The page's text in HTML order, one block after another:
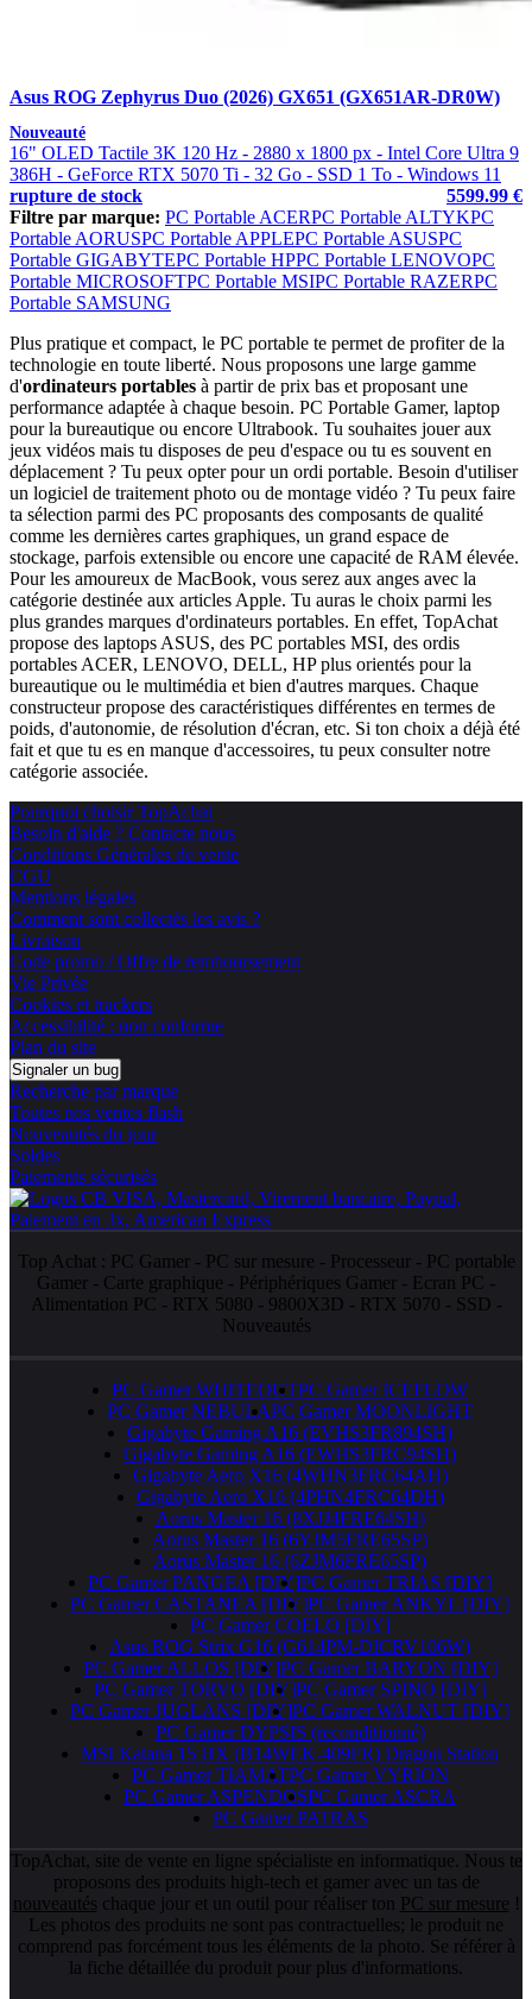
Asus ROG Zephyrus Duo (2026) GX651 (GX651AR-DR0W)
Nouveauté
16" OLED Tactile 3K 120 Hz - 2880 x 1800 px - Intel Core Ultra 9
386H - GeForce RTX 5070 Ti - 32 Go - SSD 1 To - Windows 11
rupture de stock
5599.99 €
Filtre par marque: PC Portable ACERPC Portable ALTYKPC
Portable AORUSPC Portable APPLEPC Portable ASUSPC
Portable GIGABYTEPC Portable HPPC Portable LENOVOPC
Portable MICROSOFTPC Portable MSIPC Portable RAZERPC
Portable SAMSUNG
Plus pratique et compact, le PC portable te permet de profiter de la
technologie en toute liberté. Nous proposons une large gamme
d'ordinateurs portables à partir de prix bas et proposant une
performance adaptée à chaque besoin. PC Portable Gamer, laptop
pour la bureautique ou encore Ultrabook. Tu souhaites jouer aux
jeux vidéos mais tu disposes de peu d'espace ou tu es souvent en
déplacement ? Tu peux opter pour un ordi portable. Besoin d'utiliser
un logiciel de traitement photo ou de montage vidéo ? Tu peux faire
ta sélection parmi des PC proposants des composants de qualité
comme les dernières cartes graphiques, un grand espace de
stockage, parfois extensible ou encore une capacité de RAM élevée.
Pour les amoureux de MacBook, vous serez aux anges avec la
catégorie destinée aux articles Apple. Tu auras le choix parmi les
plus grandes marques d'ordinateurs portables. En effet, TopAchat
propose des laptops ASUS, des PC portables MSI, des ordis
portables ACER, LENOVO, DELL, HP plus orientés pour la
bureautique ou le multimédia et bien d'autres marques. Chaque
constructeur propose des caractéristiques différentes en termes de
poids, d'autonomie, de résolution d'écran, etc. Si ton choix a déjà été
fait et que tu es en manque d'accessoires, tu peux consulter notre
catégorie associée.
Pourquoi choisir TopAchat
Besoin d'aide ? Contacte nous
Conditions Générales de vente
CGU
Mentions légales
Comment sont collectés les avis ?
Livraison
Code promo / Offre de remboursement
Vie Privée
Cookies et trackers
Accessibilité : non conforme
Plan du site
Signaler un bug
Recherche par marque
Toutes nos ventes flash
Nouveautés du jour
Soldes
Paiements sécurisés
Top Achat : PC Gamer- PC sur mesure - Processeur- PC portable
Gamer - Carte graphique - Périphériques Gamer - Ecran PC -
Alimentation PC - RTX 5080 - 9800X3D - RTX 5070 - SSD -
Nouveautés
PC Gamer WHITEOUTPC Gamer ICEFLOW
PC Gamer NEBULAPC Gamer MOONLIGHT
Gigabyte Gaming A16 (EVHS3FR894SH)
Gigabyte Gaming A16 (EWHS3FRC94SH)
Gigabyte Aero X16 (4WHN3FRC64AH)
Gigabyte Aero X16 (4PHN4FRC64DH)
Aorus Master 16 (8XJJ4FRE64SH)
Aorus Master 16 (6YJM5FRE65SP)
Aorus Master 16 (6ZJM6FRE65SP)
PC Gamer PANGEA [DIY]PC Gamer TRIAS [DIY]
PC Gamer CASTANEA [DIY]PC Gamer ANKYL [DIY]
PC Gamer COELO [DIY]
Asus ROG Strix G16 (G614PM-DICRV106W)
PC Gamer ALLOS [DIY]PC Gamer BARYON [DIY]
PC Gamer TORVO [DIY]PC Gamer SPINO [DIY]
PC Gamer JUGLANS [DIY]PC Gamer WALNUT [DIY]
PC Gamer DYPSIS (reconditionné)
MSI Katana 15 HX (B14WEK-409FR) Dragon Station
PC Gamer TIAMATPC Gamer VYRION
PC Gamer ASPENDOSPC Gamer ASCRA
PC Gamer PATRAS
TopAchat, site de vente en ligne spécialiste en informatique. Nous te
proposons des produits high-tech et gamer avec un tas de
nouveautés chaque jour et un outil pour réaliser ton PC sur mesure !
Les photos des produits ne sont pas contractuelles; le produit ne
comprend pas forcément tous les éléments de la photo. Se référer à
la fiche détaillée du produit pour plus d'informations.